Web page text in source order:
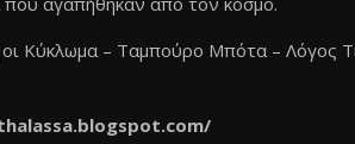
Κύκλωμα – Ταμπούρο Μπότα – Λόγος
com/